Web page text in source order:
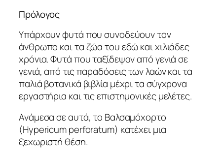
Πρόλογος
Υπάρχουν φυτά που συνοδεύουν τον
άνθρωπο και τα ζώα του εδώ και χιλιάδες
χρόνια. Φυτά που ταξίδεψαν από γενιά σε
γενιά, από τις παραδόσεις των λαών και τα
παλιά βοτανικά βιβλία μέχρι τα σύγχρονα
εργαστήρια και τις επιστημονικές μελέτες.
Ανάμεσα σε αυτά, το Βαλσαμόχορτο
(Hypericum perforatum) κατέχει μια
ξεχωριστή θέση.